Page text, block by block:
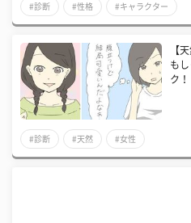
#診断 #性格 #キャラクター
【
も
ク！
#診断 #天然 #女性